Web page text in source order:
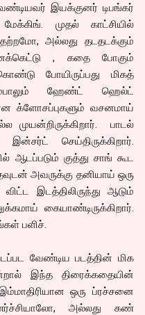
இயக்குனர் டிபங்கர்
முதல் காட்சியில்
அல்லது தடதடக்கும்
, கதை போகும்
போயிருப்பது மிகத்
ஹேண்ட் ஹெல்ட்
க்ளோசப்புகளும் வசனமாய்
பாடல்
செய்திருக்கிறார்.
ஆடப்படும் குத்து சாங் கூட
அவருக்கு தனியாய் ஒரு
இடத்திலிருந்து ஆடும்
கையாண்டிருக்கிறார்.
பளிச்.
வேண்டிய படத்தின் மிக
இந்த திரைக்கதையின்
ஒரு ப்ரச்சனை
அல்லது கண்